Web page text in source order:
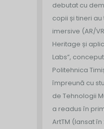
debutat cu
copii și tineri
imersive (AR/
Heritage și
Labs”,
Politehnica
împreună cu
de Tehnologii
a readus în
ArtTM (lansat